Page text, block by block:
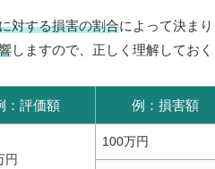
対する損害の割合によって決まり
しますので、正しく理解しておく
：評価額 例：損害額
円
100万円